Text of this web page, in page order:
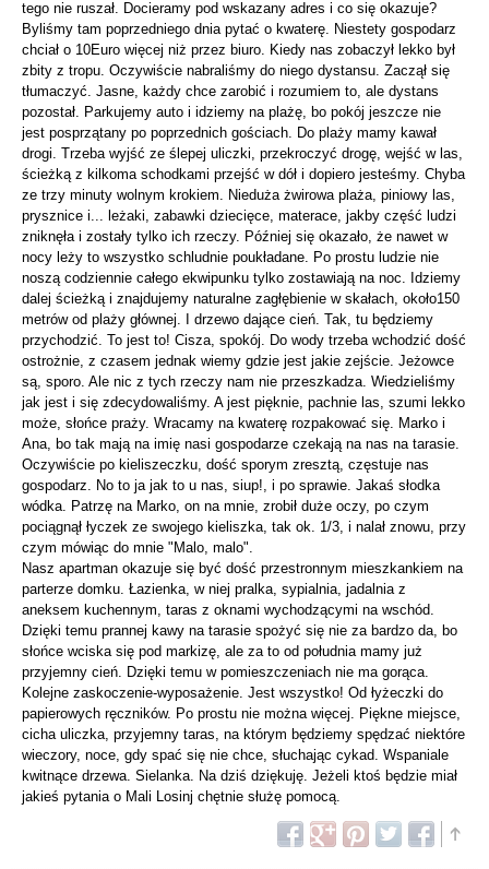
tego nie ruszał. Docieramy pod wskazany adres i co się okazuje?
Byliśmy tam poprzedniego dnia pytać o kwaterę. Niestety gospodarz
chciał o 10Euro więcej niż przez biuro. Kiedy nas zobaczył lekko był
zbity z tropu. Oczywiście nabraliśmy do niego dystansu. Zaczął się
tłumaczyć. Jasne, każdy chce zarobić i rozumiem to, ale dystans
pozostał. Parkujemy auto i idziemy na plażę, bo pokój jeszcze nie
jest posprzątany po poprzednich gościach. Do plaży mamy kawał
drogi. Trzeba wyjść ze ślepej uliczki, przekroczyć drogę, wejść w las,
ścieżką z kilkoma schodkami przejść w dół i dopiero jesteśmy. Chyba
ze trzy minuty wolnym krokiem. Nieduża żwirowa plaża, piniowy las,
prysznice i... leżaki, zabawki dziecięce, materace, jakby część ludzi
zniknęła i zostały tylko ich rzeczy. Później się okazało, że nawet w
nocy leży to wszystko schludnie poukładane. Po prostu ludzie nie
noszą codziennie całego ekwipunku tylko zostawiają na noc. Idziemy
dalej ścieżką i znajdujemy naturalne zagłębienie w skałach, około150
metrów od plaży głównej. I drzewo dające cień. Tak, tu będziemy
przychodzić. To jest to! Cisza, spokój. Do wody trzeba wchodzić dość
ostrożnie, z czasem jednak wiemy gdzie jest jakie zejście. Jeżowce
są, sporo. Ale nic z tych rzeczy nam nie przeszkadza. Wiedzieliśmy
jak jest i się zdecydowaliśmy. A jest pięknie, pachnie las, szumi lekko
może, słońce praży. Wracamy na kwaterę rozpakować się. Marko i
Ana, bo tak mają na imię nasi gospodarze czekają na nas na tarasie.
Oczywiście po kieliszeczku, dość sporym zresztą, częstuje nas
gospodarz. No to ja jak to u nas, siup!, i po sprawie. Jakaś słodka
wódka. Patrzę na Marko, on na mnie, zrobił duże oczy, po czym
pociągnął łyczek ze swojego kieliszka, tak ok. 1/3, i nalał znowu, przy
czym mówiąc do mnie "Malo, malo".
Nasz apartman okazuje się być dość przestronnym mieszkankiem na
parterze domku. Łazienka, w niej pralka, sypialnia, jadalnia z
aneksem kuchennym, taras z oknami wychodzącymi na wschód.
Dzięki temu prannej kawy na tarasie spożyć się nie za bardzo da, bo
słońce wciska się pod markizę, ale za to od południa mamy już
przyjemny cień. Dzięki temu w pomieszczeniach nie ma gorąca.
Kolejne zaskoczenie-wyposażenie. Jest wszystko! Od łyżeczki do
papierowych ręczników. Po prostu nie można więcej. Piękne miejsce,
cicha uliczka, przyjemny taras, na którym będziemy spędzać niektóre
wieczory, noce, gdy spać się nie chce, słuchając cykad. Wspaniale
kwitnące drzewa. Sielanka. Na dziś dziękuję. Jeżeli ktoś będzie miał
jakieś pytania o Mali Losinj chętnie służę pomocą.